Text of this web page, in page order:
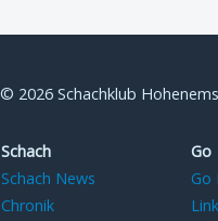
© 2026 Schachklub Hohenems
Schach Go
Schach News
Go
Chronik